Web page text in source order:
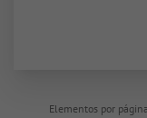
Elementos por página